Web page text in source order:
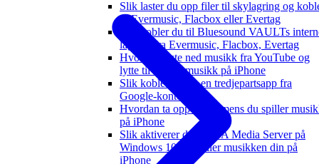
Slik laster du opp filer til skylagring og
til Evermusic, Flacbox eller Evertag
Slik kobler du til Bluesound VAULTs
lagring fra Evermusic, Flacbox, Evertag
Hvordan laste ned musikk fra YouTube og
lytte til offline musikk på iPhone
Slik kobler du fra en tredjepartsapp fra
Google-kontoen din
Hvordan ta opp video mens du spiller
på iPhone
Slik aktiverer du DLNA Media Server på
Windows 10 og spiller musikken din på
iPhone